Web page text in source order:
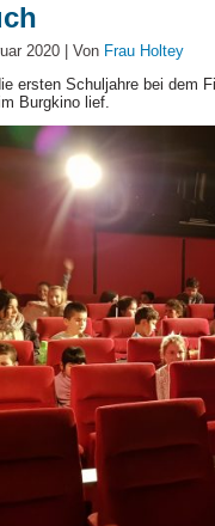
2020 Von Frau Holtey
ersten Schuljahre bei dem
Burgkino lief.